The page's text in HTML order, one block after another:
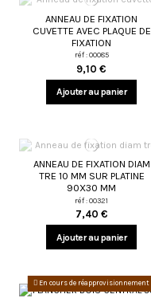
ANNEAU DE FIXATION
CUVETTE AVEC PLAQUE DE
FIXATION
réf : 00085
9,10 €
Ajouter au panier
ANNEAU DE FIXATION DIAM
TRE 10 MM SUR PLATINE
90X30 MM
réf : 00321
7,40 €
Ajouter au panier
En cours de réapprovisionnement